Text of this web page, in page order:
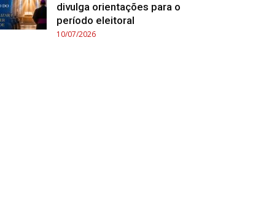
divulga orientações para o
período eleitoral
10/07/2026